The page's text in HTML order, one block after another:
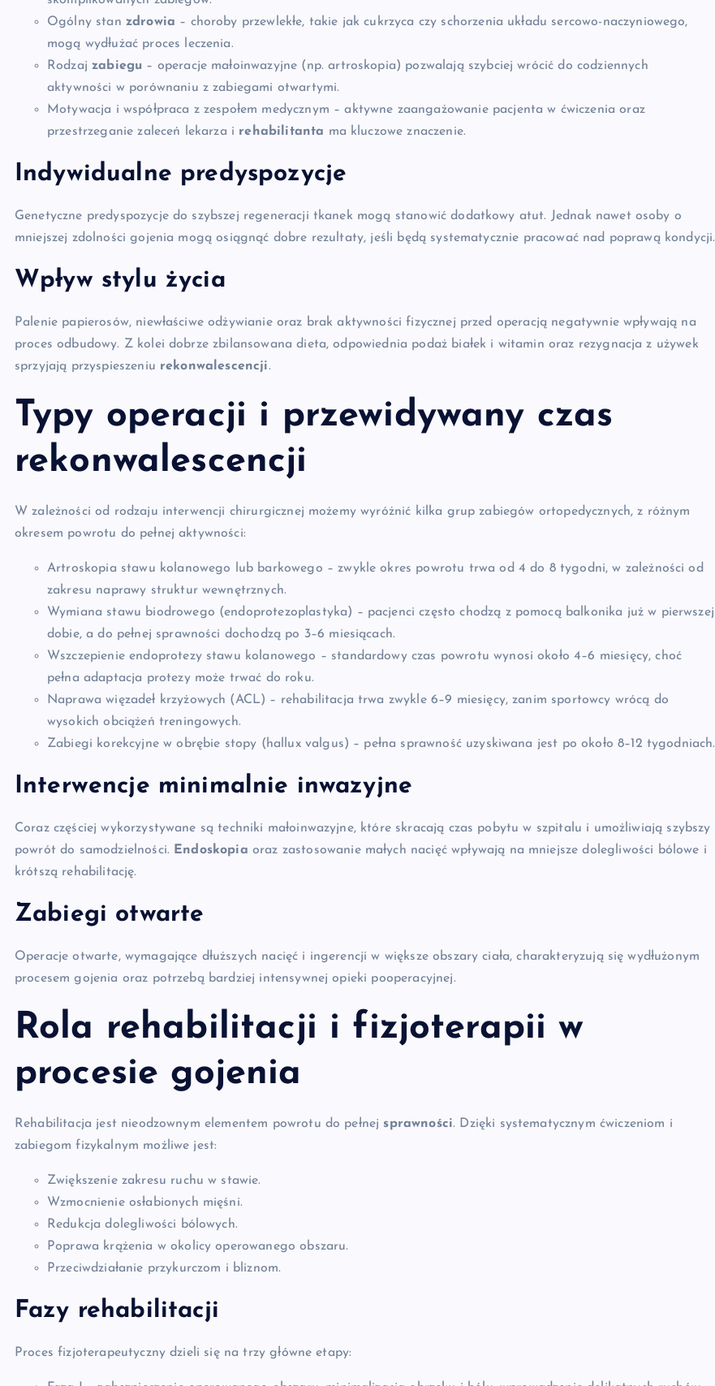
Ogólny stan zdrowia – choroby przewlekłe, takie jak cukrzyca czy schorzenia układu sercowo-naczyniowego,
mogą wydłużać proces leczenia.
Rodzajzabiegu – operacje małoinwazyjne (np. artroskopia) pozwalają szybciej wrócić do codziennych
aktywności w porównaniu z zabiegami otwartymi.
Motywacja i współpraca z zespołem medycznym – aktywne zaangażowanie pacjenta w ćwiczenia oraz
przestrzeganie zaleceń lekarza i rehabilitanta ma kluczowe znaczenie.
Indywidualne predyspozycje
Genetyczne predyspozycje do szybszej regeneracji tkanek mogą stanowić dodatkowy atut. Jednak nawet osoby o
mniejszej zdolności gojenia mogą osiągnąć dobre rezultaty, jeśli będą systematycznie pracować nad poprawą kondycji.
Wpływ stylu życia
Palenie papierosów, niewłaściwe odżywianie oraz brak aktywności fizycznej przed operacją negatywnie wpływają na
proces odbudowy. Z kolei dobrze zbilansowana dieta, odpowiednia podaż białek i witamin oraz rezygnacja z używek
sprzyjają przyspieszeniu rekonwalescencji.
Typy operacji i przewidywany czas
rekonwalescencji
W zależności od rodzaju interwencji chirurgicznej możemy wyróżnić kilka grup zabiegów ortopedycznych, z różnym
okresem powrotu do pełnej aktywności:
Artroskopia stawu kolanowego lub barkowego – zwykle okres powrotu trwa od 4 do 8 tygodni, w zależności od
zakresu naprawy struktur wewnętrznych.
Wymiana stawu biodrowego (endoprotezoplastyka) – pacjenci często chodzą z pomocą balkonika już w pierwszej
dobie, a do pełnej sprawności dochodzą po 3–6 miesiącach.
Wszczepienie endoprotezy stawu kolanowego – standardowy czas powrotu wynosi około 4–6 miesięcy, choć
pełna adaptacja protezy może trwać do roku.
Naprawa więzadeł krzyżowych (ACL) – rehabilitacja trwa zwykle 6–9 miesięcy, zanim sportowcy wrócą do
wysokich obciążeń treningowych.
Zabiegi korekcyjne w obrębie stopy (hallux valgus) – pełna sprawność uzyskiwana jest po około 8–12 tygodniach.
Interwencje minimalnie inwazyjne
Coraz częściej wykorzystywane są techniki małoinwazyjne, które skracają czas pobytu w szpitalu i umożliwiają szybszy
powrót do samodzielności.
Endoskopia oraz zastosowanie małych nacięć wpływają na mniejsze dolegliwości bólowe i
krótszą rehabilitację.
Zabiegi otwarte
Operacje otwarte, wymagające dłuższych nacięć i ingerencji w większe obszary ciała, charakteryzują się wydłużonym
procesem gojenia oraz potrzebą bardziej intensywnej opieki pooperacyjnej.
Rola rehabilitacji i fizjoterapii w
procesie gojenia
Rehabilitacja jest nieodzownym elementem powrotu do pełnej sprawności. Dzięki systematycznym ćwiczeniom i
zabiegom fizykalnym możliwe jest:
Zwiększenie zakresu ruchu w stawie.
Wzmocnienie osłabionych mięśni.
Redukcja dolegliwości bólowych.
Poprawa krążenia w okolicy operowanego obszaru.
Przeciwdziałanie przykurczom i bliznom.
Fazy rehabilitacji
Proces fizjoterapeutyczny dzieli się na trzy główne etapy: